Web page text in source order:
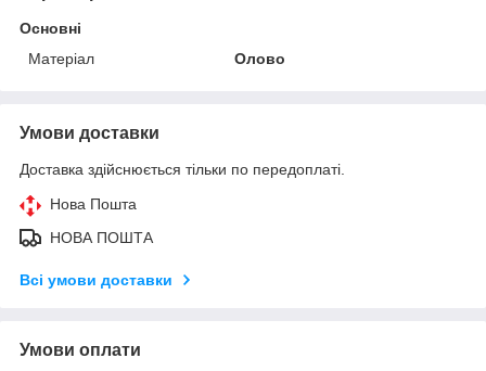
Основні
Матеріал
Олово
Умови доставки
Доставка здійснюється тільки по передоплаті.
Нова Пошта
НОВА ПОШТА
Всі умови доставки
Умови оплати